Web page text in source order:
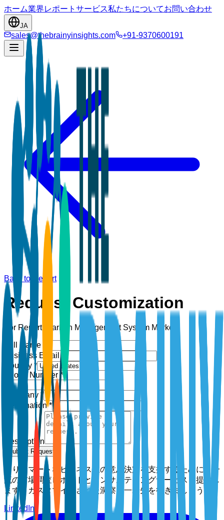
ホーム業界レポート サービス私たちについてお問い合わせ
JA
sales@thebrainyinsights.com +91-9370600191
Back to Report
Request Customization
For Report: Carbon Management System Market
Full Name *
Business Email *
Country *
Phone Number *
Company *
Designation *
Description
Submit Request
よりスマートなビジネス上の意思決定を支援するために、一
流の市場調査レポートとコンサルティングサービスを提供し
ます。カスタマイズされた洞察で一歩先を行きましょう。
LinkedIn